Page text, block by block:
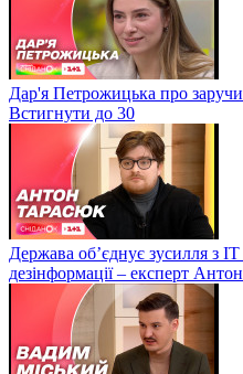
Дар'я Петрожицька про
Встигнути до 30
Держава об’єднує зусилля з
дезінформації – експерт